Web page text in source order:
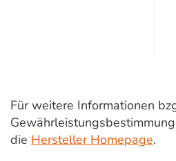
Für weitere Informationen
die Hersteller Homepage.